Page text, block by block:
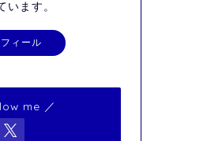
います。
ィール
me ／